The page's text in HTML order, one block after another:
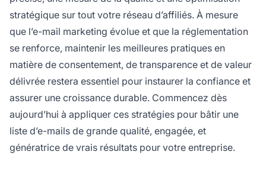
stratégique sur tout votre réseau d’affiliés. À mesure
que l’e-mail marketing évolue et que la réglementation
se renforce, maintenir les meilleures pratiques en
matière de consentement, de transparence et de valeur
délivrée restera essentiel pour instaurer la confiance et
assurer une croissance durable. Commencez dès
aujourd’hui à appliquer ces stratégies pour bâtir une
liste d’e-mails de grande qualité, engagée, et
génératrice de vrais résultats pour votre entreprise.